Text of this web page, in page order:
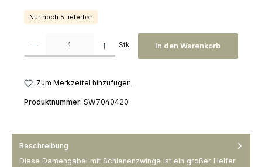
Nur noch 5 lieferbar
Stk In den Warenkorb
Zum Merkzettel hinzufügen
Produktnummer: SW7040420
Beschreibung
Diese Damengabel mit Schienenzwinge ist ein großer Helfer